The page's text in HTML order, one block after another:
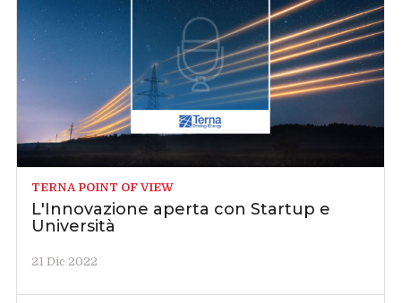
TERNA POINT OF VIEW
L'Innovazione aperta con Startup e
Università
21 Dic 2022